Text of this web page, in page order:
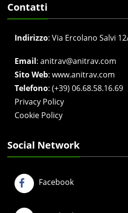
Contatti
Indirizzo: Via Ercolano Salvi
Email: anitrav@anitrav.com
Sito Web: www.anitrav.com
Telefono: (+39) 06.68.58.16.69
Privacy Policy
Cookie Policy
Social Network
Facebook